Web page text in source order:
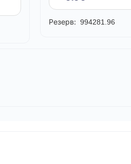
Резерв: 994281.96